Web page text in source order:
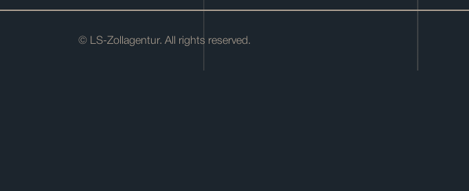
© LS-Zollagentur. All rights reserved.